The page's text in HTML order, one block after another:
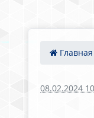
Главная
08.02.2024